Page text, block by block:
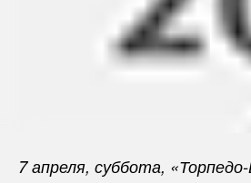
7 апреля, суббота,